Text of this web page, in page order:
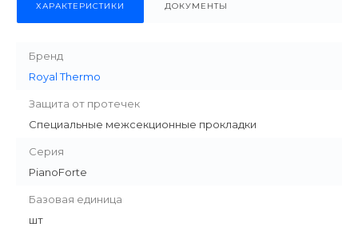
ХАРАКТЕРИСТИКИ ДОКУМЕНТЫ
Бренд
Royal Thermo
Защита от протечек
Специальные межсекционные прокладки
Серия
PianoForte
Базовая единица
шт